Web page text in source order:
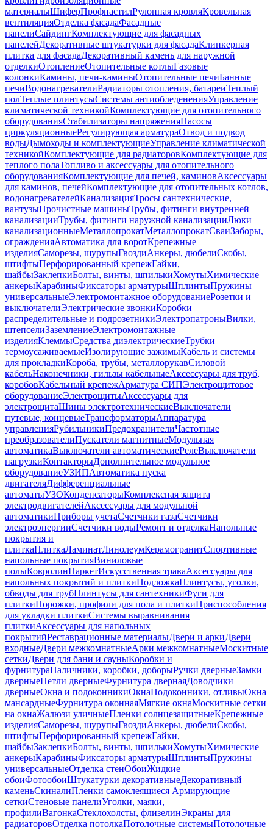
материалыШиферПрофнастилРулонная кровляКровельная
вентиляцияОтделка фасадаФасадные
панелиСайдингКомплектующие для фасадных
панелейДекоративные штукатурки для фасадаКлинкерная
плитка для фасадаДекоративный камень для наружной
отделкиОтоплениеОтопительные котлыГазовые
колонкиКамины, печи-каминыОтопительные печиБанные
печиВодонагревателиРадиаторы отопления, батареиТеплый
полТеплые плинтусыСистемы антиобледененияУправление
климатической техникойКомплектующие для отопительного
оборудованияСтабилизаторы напряженияНасосы
циркуляционныеРегулирующая арматураОтвод и подвод
водыДымоходы и комплектующиеУправление климатической
техникойКомплектующие для радиаторовКомплектующие для
теплого полаТопливо и аксессуары для отопительного
оборудованияКомплектующие для печей, каминовАксессуары
для каминов, печейКомплектующие для отопительных котлов,
водонагревателейКанализацияТросы сантехнические,
вантузыПрочистные машиныТрубы, фитинги внутренней
канализацииТрубы, фитинги наружной канализацииЛюки
канализационныеМеталлопрокатМеталлопрокатСваиЗаборы,
огражденияАвтоматика для воротКрепежные
изделияСаморезы, шурупыГвоздиАнкеры, дюбелиСкобы,
штифтыПерфорированный крепежГайки,
шайбыЗаклепкиБолты, винты, шпилькиХомутыХимические
анкерыКарабиныФиксаторы арматурыШплинтыПружины
универсальныеЭлектромонтажное оборудованиеРозетки и
выключателиЭлектрические звонкиКоробки
распределительные и подрозетникиЭлектропатроныВилки,
штепселиЗаземлениеЭлектромонтажные
изделияКлеммыСредства диэлектрическиеТрубки
термоусаживаемыеИзолирующие зажимыКабель и системы
для прокладкиКороба, трубы, металлорукавСиловой
кабельНаконечники, гильзы кабельныеАксессуары для труб,
коробовКабельный крепежАрматура СИПЭлектрощитовое
оборудованиеЭлектрощитыАксессуары для
электрощитаШины электротехническиеВыключатели
путевые, концевыеТрансформаторыАппаратура
управленияРубильникиПредохранителиЧастотные
преобразователиПускатели магнитныеМодульная
автоматикаВыключатели автоматическиеРелеВыключатели
нагрузкиКонтакторыДополнительное модульное
оборудованиеУЗИПАвтоматика пуска
двигателяДифференциальные
автоматыУЗОКонденсаторыКомплексная защита
электродвигателейАксессуары для модульной
автоматикиПриборы учетаСчетчики газаСчетчики
электроэнергииСчетчики водыРемонт и отделкаНапольные
покрытия и
плиткаПлиткаЛаминатЛинолеумКерамогранитСпортивные
напольные покрытияВиниловые
полыКовролинПаркетИскусственная траваАксессуары для
напольных покрытий и плиткиПодложкаПлинтусы, уголки,
обводы для трубПлинтусы для сантехникиФуги для
плиткиПорожки, профили для пола и плиткиПриспособления
для укладки плиткиСистемы выравнивания
плиткиАксессуары для напольных
покрытийРеставрационные материалыДвери и аркиДвери
входныеДвери межкомнатныеАрки межкомнатныеМоскитные
сеткиДвери для бани и сауныКоробки и
фурнитураНаличники, коробки, доборыРучки дверныеЗамки
дверныеПетли дверныеФурнитура двернаяДоводчики
дверныеОкна и подоконникиОкнаПодоконники, отливыОкна
мансардныеФурнитура оконнаяМягкие окнаМоскитные сетки
на окнаЖалюзи уличныеПленки солнцезащитныеКрепежные
изделияСаморезы, шурупыГвоздиАнкеры, дюбелиСкобы,
штифтыПерфорированный крепежГайки,
шайбыЗаклепкиБолты, винты, шпилькиХомутыХимические
анкерыКарабиныФиксаторы арматурыШплинтыПружины
универсальныеОтделка стенОбоиЖидкие
обоиФотообоиШтукатурки декоративныеДекоративный
каменьСкиналиПленки самоклеящиеся Армирующие
сеткиСтеновые панелиУголки, маяки,
профилиВагонкаСтеклохолсты, флизелинЭкраны для
радиаторовОтделка потолкаПотолочные системыПотолочные